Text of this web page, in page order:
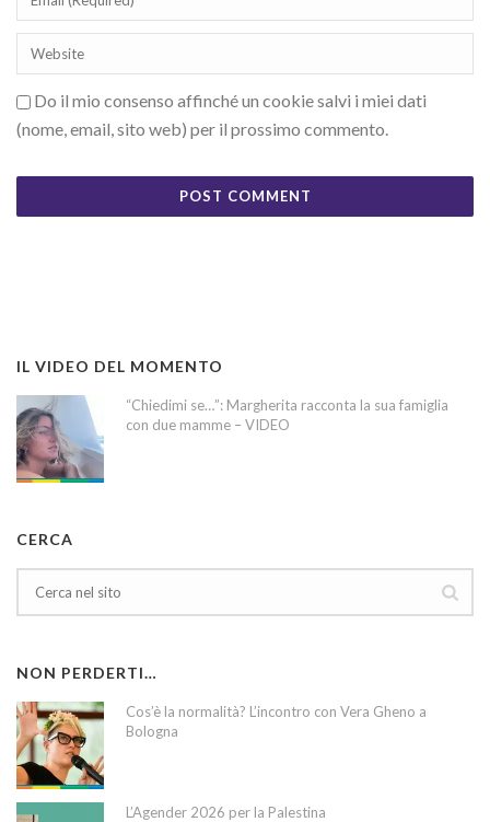
Do il mio consenso affinché un cookie salvi i miei dati
(nome, email, sito web) per il prossimo commento.
IL VIDEO DEL MOMENTO
“Chiedimi se…”: Margherita racconta la sua famiglia
con due mamme – VIDEO
CERCA
NON PERDERTI…
Cos’è la normalità? L’incontro con Vera Gheno a
Bologna
L’Agender 2026 per la Palestina